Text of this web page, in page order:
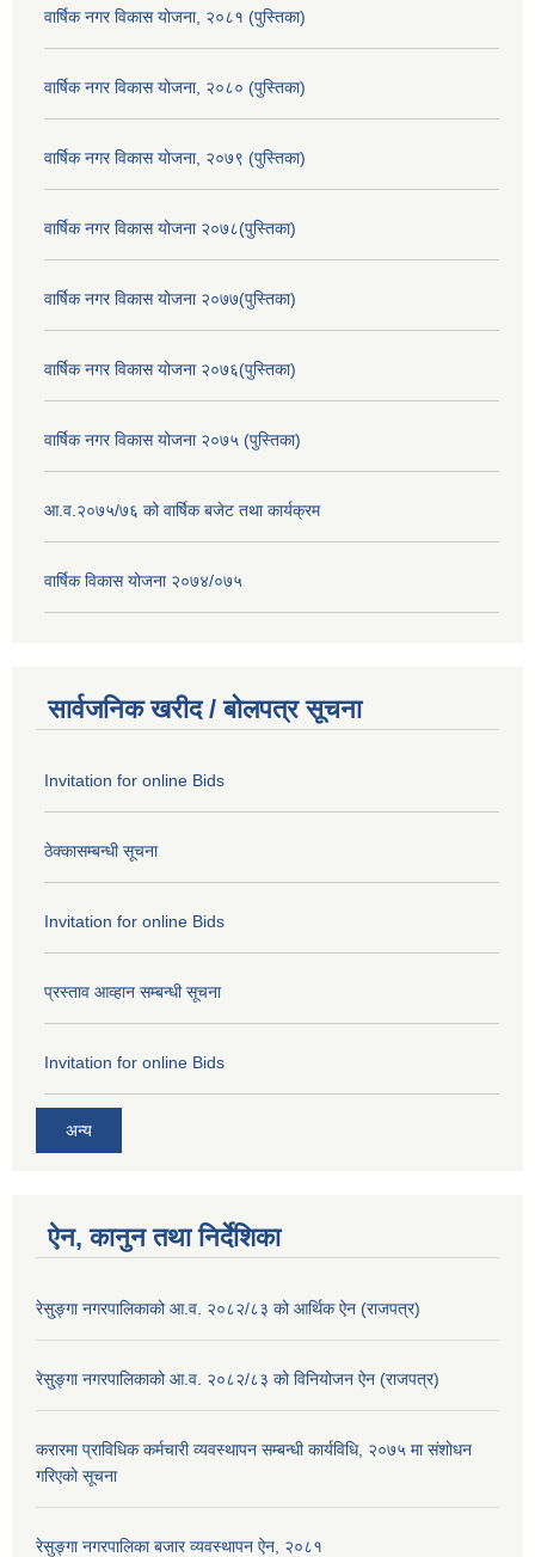
वार्षिक नगर विकास योजना, २०८१ (पुस्तिका)
वार्षिक नगर विकास योजना, २०८० (पुस्तिका)
वार्षिक नगर विकास योजना, २०७९ (पुस्तिका)
वार्षिक नगर विकास योजना २०७८(पुस्तिका)
वार्षिक नगर विकास योजना २०७७(पुस्तिका)
वार्षिक नगर विकास योजना २०७६(पुस्तिका)
वार्षिक नगर विकास योजना २०७५ (पुस्तिका)
आ.व.२०७५/७६ को वार्षिक बजेट तथा कार्यक्रम
वार्षिक विकास योजना २०७४/०७५
सार्वजनिक खरीद / बोलपत्र सूचना
Invitation for online Bids
ठेक्कासम्बन्धी सूचना
Invitation for online Bids
प्रस्ताव आव्हान सम्बन्धी सूचना
Invitation for online Bids
अन्य
ऐन, कानुन तथा निर्देशिका
रेसु्ङ्गा नगरपालिकाको आ.व. २०८२/८३ को आर्थिक ऐन (राजपत्र)
रेसु्ङ्गा नगरपालिकाको आ.व. २०८२/८३ को विनियोजन ऐन (राजपत्र)
करारमा प्राविधिक कर्मचारी व्यवस्थापन सम्बन्धी कार्यविधि, २०७५ मा संशोधन
गरिएको सूचना
रेसुङ्गा नगरपालिका बजार व्यवस्थापन ऐन, २०८१